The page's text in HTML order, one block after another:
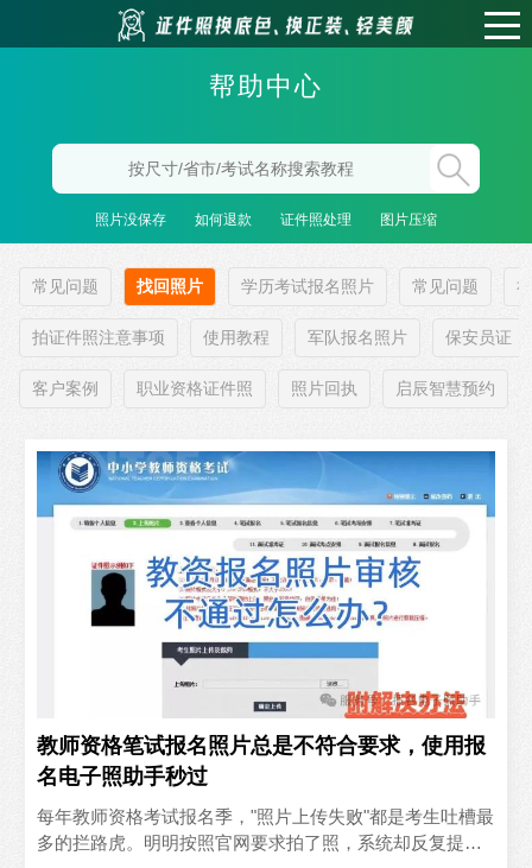
帮助中心
照片没保存 如何退款 证件照处理 图片压缩
常见问题 找回照片 学历考试报名照片 常见问题
拍证件照注意事项 使用教程 军队报名照片 保安员证
客户案例 职业资格证件照 照片回执 启辰智慧预约
教师资格笔试报名照片总是不符合要求，使用报
名电子照助手秒过
‍每年教师资格考试报名季，"照片上传失败"都是考生吐槽最
多的拦路虎。明明按照官网要求拍了照，系统却反复提